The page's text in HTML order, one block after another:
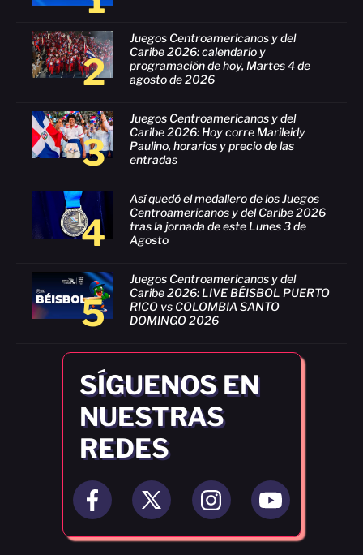
2
Juegos Centroamericanos y del
Caribe 2026: calendario y
programación de hoy, Martes 4 de
agosto de 2026
3
Juegos Centroamericanos y del
Caribe 2026: Hoy corre Marileidy
Paulino, horarios y precio de las
entradas
4
Así quedó el medallero de los Juegos
Centroamericanos y del Caribe 2026
tras la jornada de este Lunes 3 de
Agosto
5
Juegos Centroamericanos y del
Caribe 2026: LIVE BÉISBOL PUERTO
RICO vs COLOMBIA SANTO
DOMINGO 2026
SÍGUENOS EN
NUESTRAS
REDES